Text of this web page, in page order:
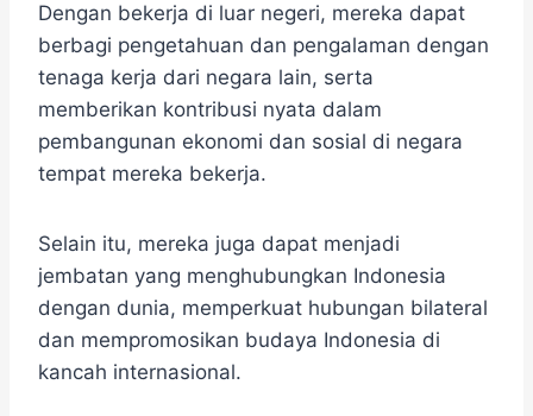
Dengan bekerja di luar negeri, mereka dapat
berbagi pengetahuan dan pengalaman dengan
tenaga kerja dari negara lain, serta
memberikan kontribusi nyata dalam
pembangunan ekonomi dan sosial di negara
tempat mereka bekerja.
Selain itu, mereka juga dapat menjadi
jembatan yang menghubungkan Indonesia
dengan dunia, memperkuat hubungan bilateral
dan mempromosikan budaya Indonesia di
kancah internasional.